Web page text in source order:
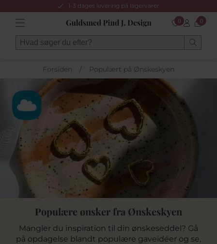
1-3 dages levering på lagervarer
0 0
Forsiden / Populært på Ønskeskyen
Populære ønsker fra Ønskeskyen
Mangler du inspiration til din ønskeseddel? Gå
på opdagelse blandt populære gaveidéer og se,